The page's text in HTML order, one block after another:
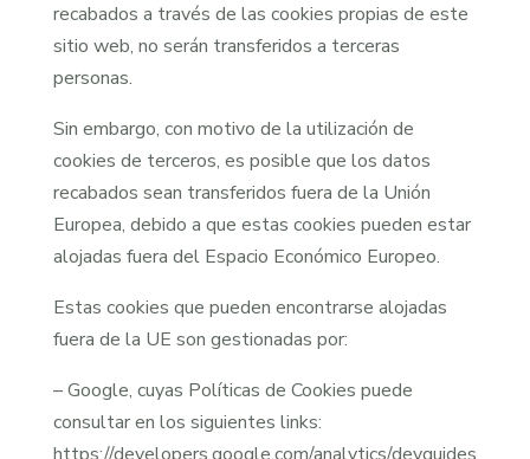
recabados a través de las cookies propias de este
sitio web, no serán transferidos a terceras
personas.
Sin embargo, con motivo de la utilización de
cookies de terceros, es posible que los datos
recabados sean transferidos fuera de la Unión
Europea, debido a que estas cookies pueden estar
alojadas fuera del Espacio Económico Europeo.
Estas cookies que pueden encontrarse alojadas
fuera de la UE son gestionadas por:
– Google, cuyas Políticas de Cookies puede
consultar en los siguientes links: